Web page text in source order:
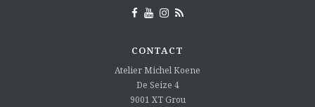
CONTACT
Atelier Michel Koene
De Seize 4
9001 XT Grou